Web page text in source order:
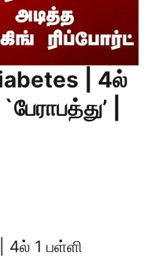
| 4ல்
|
4ல் 1 பள்ளி